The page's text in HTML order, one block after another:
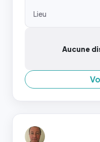
Lieu
Aucune